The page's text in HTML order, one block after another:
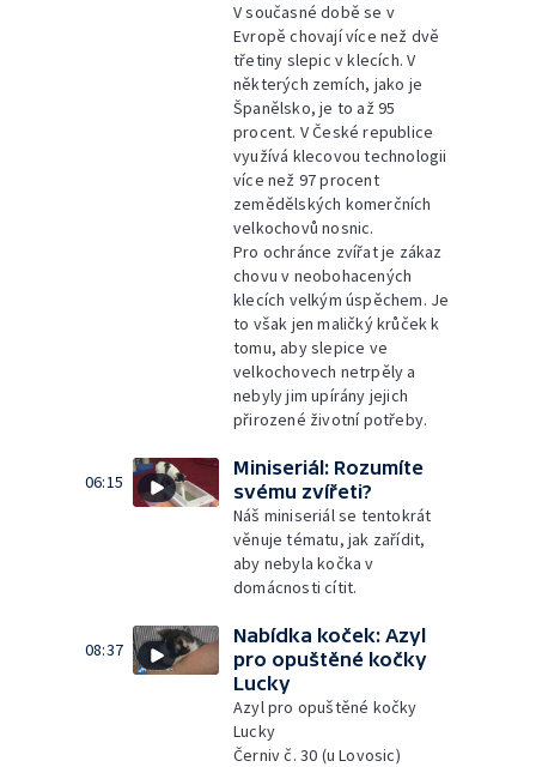
V současné době se v
Evropě chovají více než dvě
třetiny slepic v klecích. V
některých zemích, jako je
Španělsko, je to až 95
procent. V České republice
využívá klecovou technologii
více než 97 procent
zemědělských komerčních
velkochovů nosnic.
Pro ochránce zvířat je zákaz
chovu v neobohacených
klecích velkým úspěchem. Je
to však jen maličký krůček k
tomu, aby slepice ve
velkochovech netrpěly a
nebyly jim upírány jejich
přirozené životní potřeby.
06:15
Miniseriál: Rozumíte
svému zvířeti?
Náš miniseriál se tentokrát
věnuje tématu, jak zařídit,
aby nebyla kočka v
domácnosti cítit.
08:37
Nabídka koček: Azyl
pro opuštěné kočky
Lucky
Azyl pro opuštěné kočky
Lucky
Černiv č. 30 (u Lovosic)